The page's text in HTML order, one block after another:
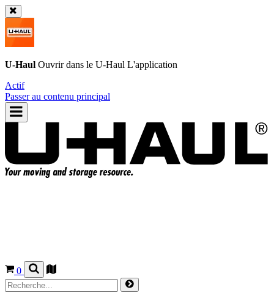
U-Haul Ouvrir dans le U-Haul L'application
Actif
Passer au contenu principal
0